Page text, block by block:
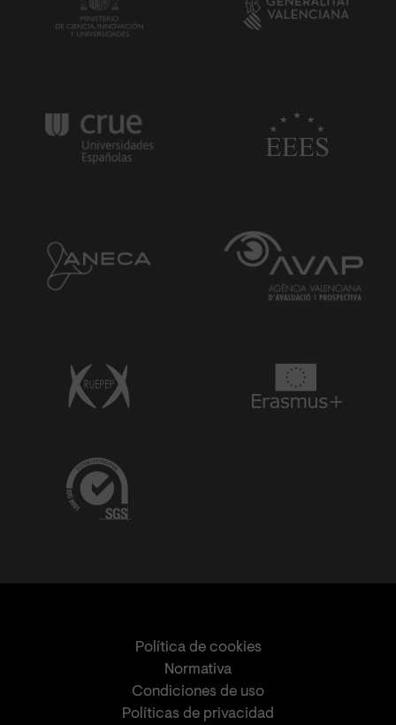
Política de cookies
Normativa
Condiciones de uso
Políticas de privacidad